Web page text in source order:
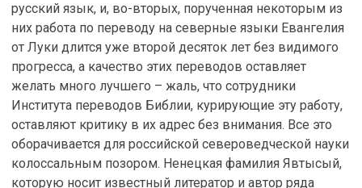
русский язык, и, во-вторых, порученная некоторым из
них работа по переводу на северные языки Евангелия
от Луки длится уже второй десяток лет без видимого
прогресса, а качество этих переводов оставляет
желать много лучшего – жаль, что сотрудники
Института переводов Библии, курирующие эту работу,
оставляют критику в их адрес без внимания. Все это
оборачивается для российской североведческой науки
колоссальным позором. Ненецкая фамилия Явтысый,
которую носит известный литератор и автор ряда